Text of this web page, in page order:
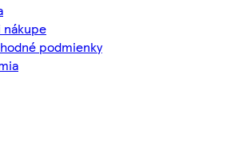
podmienky